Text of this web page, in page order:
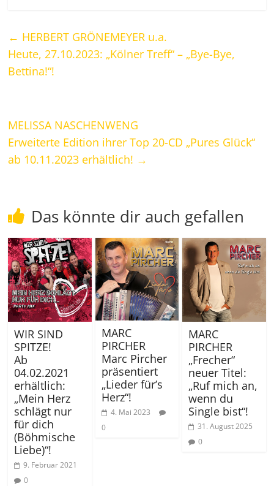
← HERBERT GRÖNEMEYER u.a.
Heute, 27.10.2023: „Kölner Treff“ – „Bye-Bye,
Bettina!“!
MELISSA NASCHENWENG
Erweiterte Edition ihrer Top 20-CD „Pures Glück“
ab 10.11.2023 erhältlich! →
Das könnte dir auch gefallen
WIR SIND
SPITZE!
Ab
04.02.2021
erhältlich:
„Mein Herz
schlägt nur
für dich
(Böhmische
Liebe)“!
9. Februar 2021
0
MARC
PIRCHER
Marc Pircher
präsentiert
„Lieder für’s
Herz“!
4. Mai 2023
0
MARC
PIRCHER
„Frecher“
neuer Titel:
„Ruf mich an,
wenn du
Single bist“!
31. August 2025
0